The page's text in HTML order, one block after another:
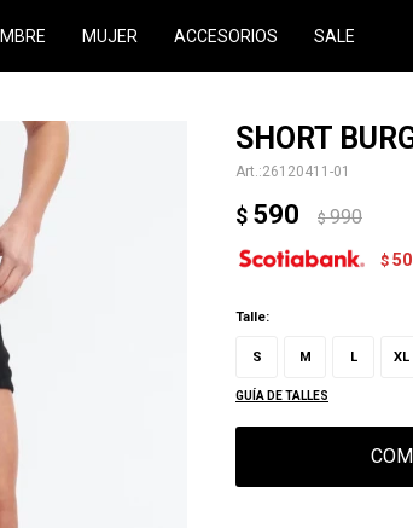
MUJER ACCESORIOS SALE
SHORT
26120411-01
$ 590 $ 990
$
Talle:
S M L XL
GUÍA DE TALLES